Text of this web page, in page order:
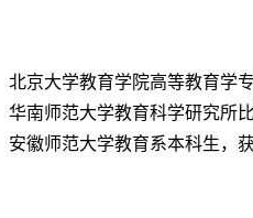
北京大学教育学院高等教育学
华南师范大学教育科学研究所
安徽师范大学教育系本科生，